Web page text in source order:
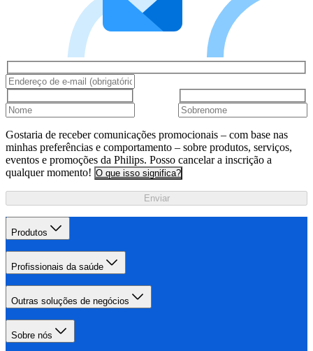
Gostaria de receber comunicações promocionais – com base nas
minhas preferências e comportamento – sobre produtos, serviços,
eventos e promoções da Philips. Posso cancelar a inscrição a
qualquer momento! O que isso significa?
Enviar
Produtos
Profissionais da saúde
Outras soluções de negócios
Sobre nós